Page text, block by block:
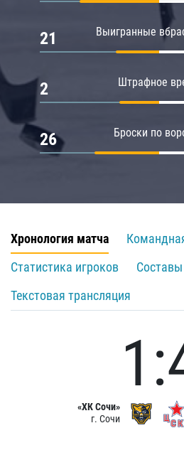
Выигранные
21
Штрафное
2
Броски по
26
Хронология матча
Статистика игроков
Составы
Текстовая трансляция
«ХК Сочи»
г. Сочи